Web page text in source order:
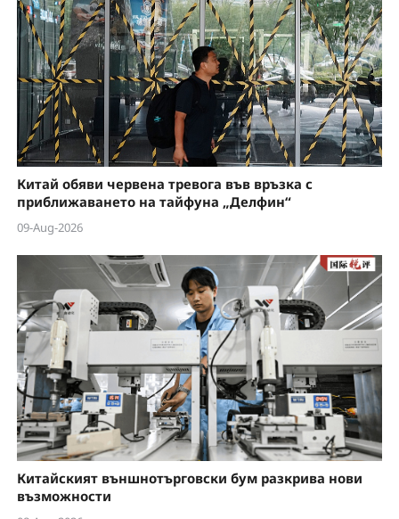
Китай обяви червена тревога във връзка с
приближаването на тайфуна „Делфин“
09-Aug-2026
Китайският външнотърговски бум разкрива нови
възможности